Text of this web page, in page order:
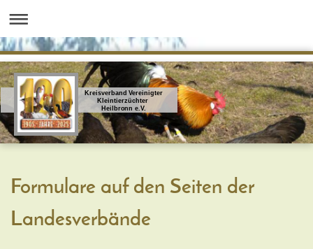
Kreisverband Vereinigter
Kleintierzüchter
Heilbronn e.V.
Formulare auf den Seiten der
Landesverbände